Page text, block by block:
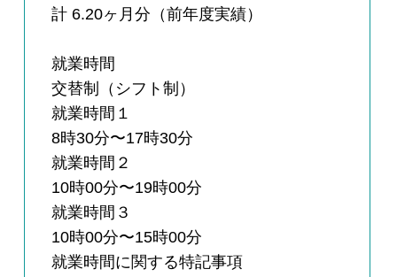
計 6.20ヶ月分（前年度実績）
就業時間
交替制（シフト制）
就業時間１
8時30分〜17時30分
就業時間２
10時00分〜19時00分
就業時間３
10時00分〜15時00分
就業時間に関する特記事項